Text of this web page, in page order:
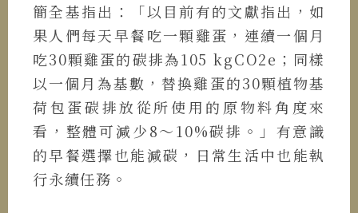
簡全基指出：「以目前有的文獻指出，如
果人們每天早餐吃一顆雞蛋，連續一個月
吃30顆雞蛋的碳排為105 kgCO2e；同樣
以一個月為基數，替換雞蛋的30顆植物基
荷包蛋碳排放從所使用的原物料角度來
看，整體可減少8～10%碳排。」有意識
的早餐選擇也能減碳，日常生活中也能執
行永續任務。